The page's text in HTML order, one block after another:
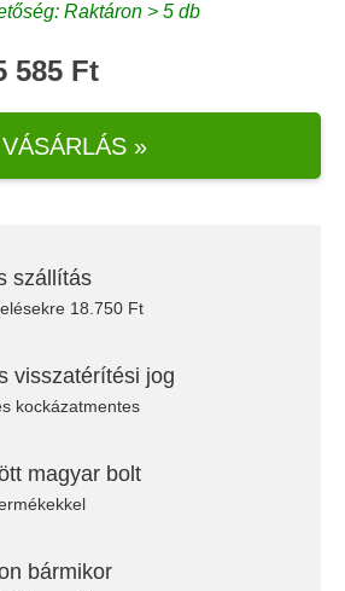
Raktáron > 5 db
585 Ft
VÁSÁRLÁS »
szállítás
18.750 Ft
visszatérítési jog
kockázatmentes
magyar bolt
bármikor